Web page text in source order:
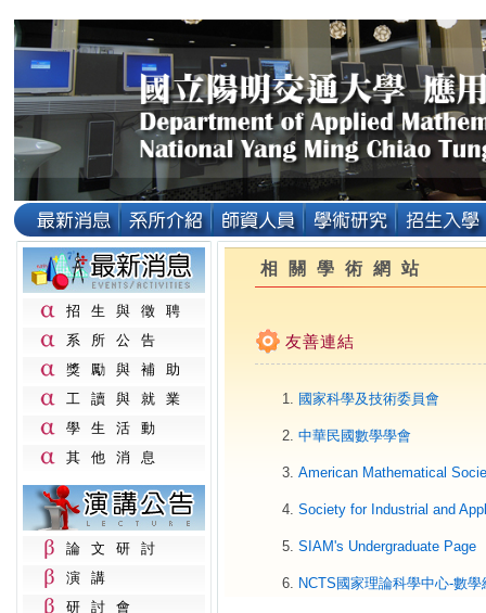
招生與徵聘
系所公告
獎勵與補助
工讀與就業
學生活動
其他消息
論文研討
演講
研討會
相關學術網站
友善連結
國家科學及技術委員會
中華民國數學學會
American Mathematical
Society for Industrial and
SIAM's Undergraduate Page
NCTS國家理論科學中心-數學